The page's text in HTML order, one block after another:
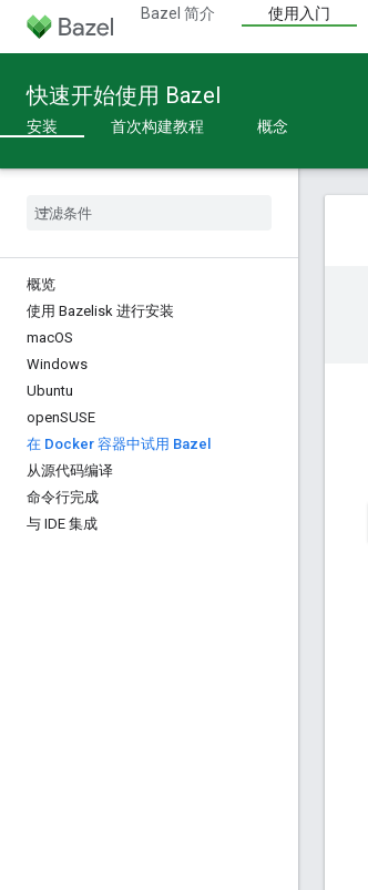
Bazel 简介 使用入门
快速开始使用 Bazel
安装 首次构建教程 概念
概览
使用 Bazelisk 进行安装
macOS
Windows
Ubuntu
openSUSE
在 Docker 容器中试用 Bazel
从源代码编译
命令行完成
与 IDE 集成